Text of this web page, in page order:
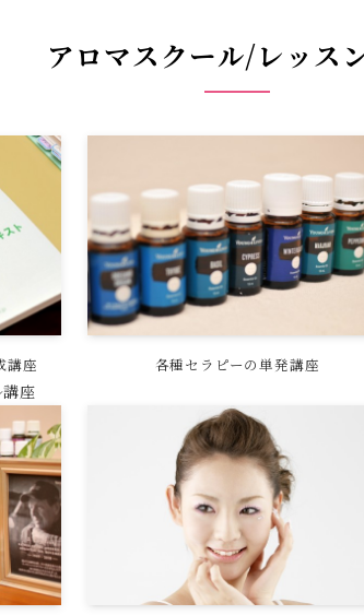
アロマスクール/レッス
講座
座
各種セラピーの単発講座